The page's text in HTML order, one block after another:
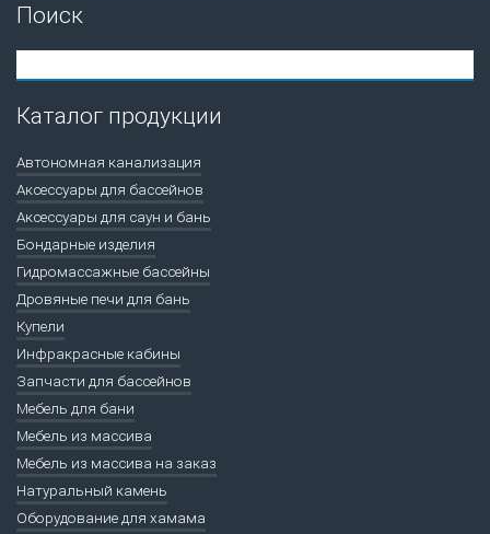
Поиск
Каталог продукции
Автономная канализация
Аксессуары для бассейнов
Аксессуары для саун и бань
Бондарные изделия
Гидромассажные бассейны
Дровяные печи для бань
Купели
Инфракрасные кабины
Запчасти для бассейнов
Мебель для бани
Мебель из массива
Мебель из массива на заказ
Натуральный камень
Оборудование для хамама